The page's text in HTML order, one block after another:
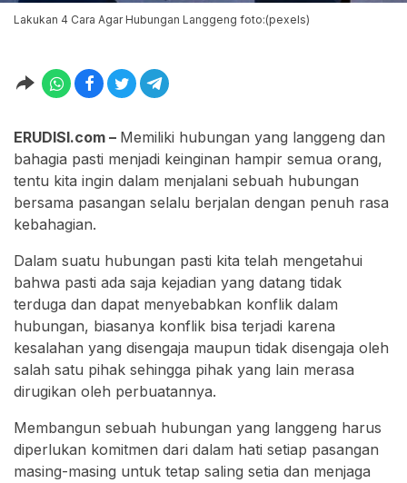
Lakukan 4 Cara Agar Hubungan Langgeng foto:(pexels)
ERUDISI.com – Memiliki hubungan yang langgeng dan
bahagia pasti menjadi keinginan hampir semua orang,
tentu kita ingin dalam menjalani sebuah hubungan
bersama pasangan selalu berjalan dengan penuh rasa
kebahagian.
Dalam suatu hubungan pasti kita telah mengetahui
bahwa pasti ada saja kejadian yang datang tidak
terduga dan dapat menyebabkan konflik dalam
hubungan, biasanya konflik bisa terjadi karena
kesalahan yang disengaja maupun tidak disengaja oleh
salah satu pihak sehingga pihak yang lain merasa
dirugikan oleh perbuatannya.
Membangun sebuah hubungan yang langgeng harus
diperlukan komitmen dari dalam hati setiap pasangan
masing-masing untuk tetap saling setia dan menjaga